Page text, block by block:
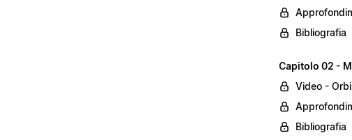
Bibliografia
Capitolo 02 -
Video -
Bibliografia